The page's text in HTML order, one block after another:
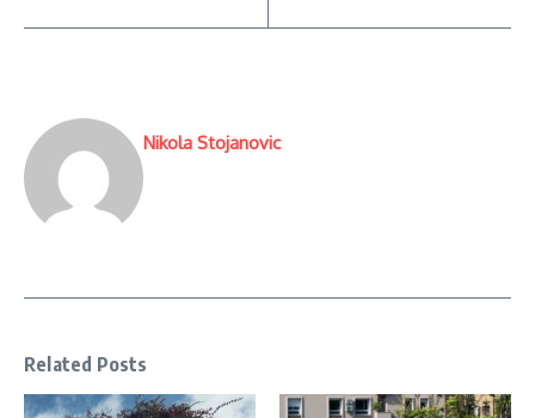
Nikola Stojanovic
Related Posts